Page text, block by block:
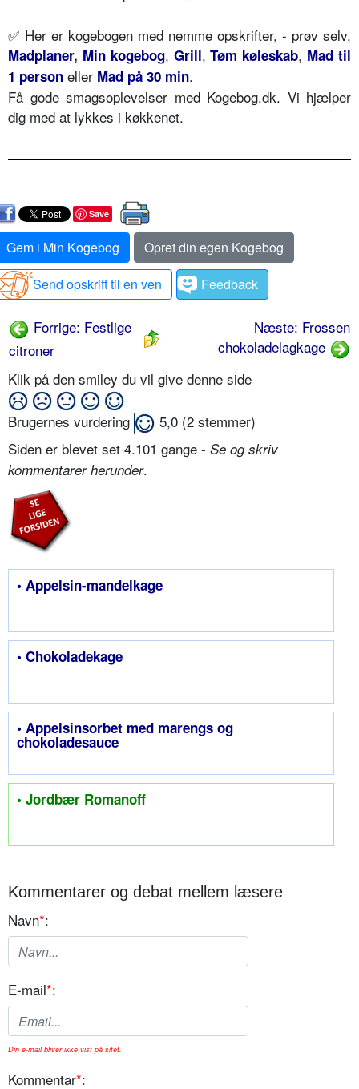
✅ Her er kogebogen med nemme opskrifter, - prøv selv,
Madplaner, Min kogebog, Grill,Tøm køleskab, Mad til
1 person eller Mad på 30 min.
Få gode smagsoplevelser med Kogebog.dk. Vi hjælper
dig med at lykkes i køkkenet.
Save
Gem i Min Kogebog
Opret din egen Kogebog
Send opskrift til en ven
Feedback
Forrige: Festlige
citroner
Næste: Frossen
chokoladelagkage
Klik på den smiley du vil give denne side
Brugernes vurdering 5,0 (2 stemmer)
Siden er blevet set 4.101 gange - Se og skriv
kommentarer herunder.
• Appelsin-mandelkage
• Chokoladekage
• Appelsinsorbet med marengs og
chokoladesauce
• Jordbær Romanoff
Kommentarer og debat mellem læsere
Navn*:
E-mail*:
Din e-mail bliver ikke vist på sitet.
Kommentar*: